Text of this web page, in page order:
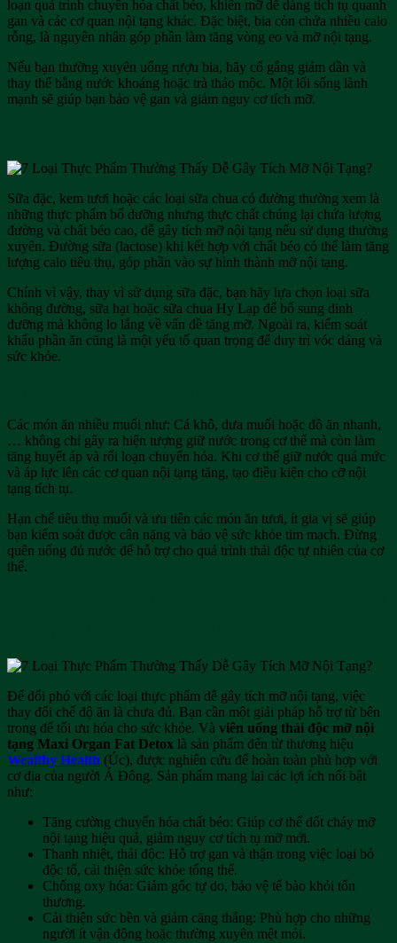
loạn quá trình chuyển hóa chất béo, khiến mỡ dễ dàng tích tụ quanh
gan và các cơ quan nội tạng khác. Đặc biệt, bia còn chứa nhiều calo
rỗng, là nguyên nhân góp phần làm tăng vòng eo và mỡ nội tạng.
Nếu bạn thường xuyên uống rượu bia, hãy cố gắng giảm dần và
thay thế bằng nước khoáng hoặc trà thảo mộc. Một lối sống lành
mạnh sẽ giúp bạn bảo vệ gan và giảm nguy cơ tích mỡ.
Sữa đặc, kem tươi hoặc các loại sữa chua có đường thường xem là
những thực phẩm bổ dưỡng nhưng thực chất chúng lại chứa lượng
đường và chất béo cao, dễ gây tích mỡ nội tạng nếu sử dụng thường
xuyên. Đường sữa (lactose) khi kết hợp với chất béo có thể làm tăng
lượng calo tiêu thụ, góp phần vào sự hình thành mỡ nội tạng.
Chính vì vậy, thay vì sử dụng sữa đặc, bạn hãy lựa chọn loại sữa
không đường, sữa hạt hoặc sữa chua Hy Lạp để bổ sung dinh
dưỡng mà không lo lắng về vấn đề tăng mỡ. Ngoài ra, kiểm soát
khẩu phần ăn cũng là một yếu tố quan trọng để duy trì vóc dáng và
sức khỏe.
Các món ăn nhiều muối như: Cá khô, dưa muối hoặc đồ ăn nhanh,
… không chỉ gây ra hiện tượng giữ nước trong cơ thể mà còn làm
tăng huyết áp và rối loạn chuyển hóa. Khi cơ thể giữ nước quá mức
và áp lực lên các cơ quan nội tạng tăng, tạo điều kiện cho cỡ nội
tạng tích tụ.
Hạn chế tiêu thụ muối và ưu tiên các món ăn tươi, ít gia vị sẽ giúp
bạn kiểm soát được cân nặng và bảo vệ sức khỏe tim mạch. Đừng
quên uống đủ nước để hỗ trợ cho quá trình thải độc tự nhiên của cơ
thể.
Để đối phó với các loại thực phẩm dễ gây tích mỡ nội tạng, việc
thay đổi chế độ ăn là chưa đủ. Bạn cần một giải pháp hỗ trợ từ bên
trong để tối ưu hóa cho sức khỏe. Và viên uống thải độc mỡ nội
tạng Maxi Organ Fat Detox là sản phẩm đến từ thương hiệu
Wealthy Health (Úc), được nghiên cứu để hoàn toàn phù hợp với
cơ địa của người Á Đông. Sản phẩm mang lại các lợi ích nổi bật
như:
Tăng cường chuyển hóa chất béo: Giúp cơ thể đốt cháy mỡ
nội tạng hiệu quả, giảm nguy cơ tích tụ mỡ mới.
Thanh nhiệt, thải độc: Hỗ trợ gan và thận trong việc loại bỏ
độc tố, cải thiện sức khỏe tổng thể.
Chống oxy hóa: Giảm gốc tự do, bảo vệ tế bào khỏi tổn
thương.
Cải thiện sức bền và giảm căng thẳng: Phù hợp cho những
người ít vận động hoặc thường xuyên mệt mỏi.